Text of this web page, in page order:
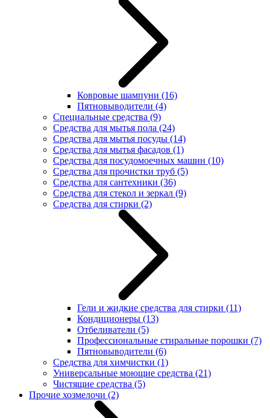
Ковровые шампуни (16)
Пятновыводители (4)
Специальные средства (9)
Средства для мытья пола (24)
Средства для мытья посуды (14)
Средства для мытья фасадов (1)
Средства для посудомоечных машин (10)
Средства для прочистки труб (5)
Средства для сантехники (36)
Средства для стекол и зеркал (9)
Средства для стирки (2)
Гели и жидкие средства для стирки (11)
Кондиционеры (13)
Отбеливатели (5)
Профессиональные стиральные порошки (7)
Пятновыводители (6)
Средства для химчистки (1)
Универсальные моющие средства (21)
Чистящие средства (5)
Прочие хозмелочи (2)